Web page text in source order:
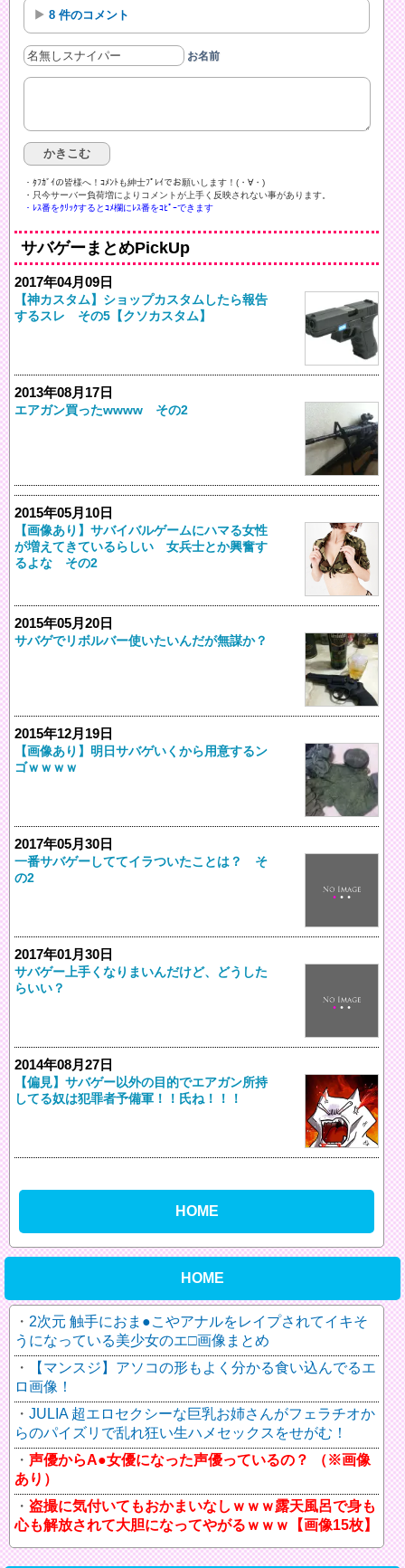
8 件のコメント
お名前
・ﾀﾌｶﾞｲの皆様へ！ｺﾒﾝﾄも紳士ﾌﾟﾚｲでお願いします！(・∀・)ゞ
・只今サーバー負荷増によりコメントが上手く反映されない事があります。
・ﾚｽ番をｸﾘｯｸするとｺﾒ欄にﾚｽ番をｺﾋﾟｰできます
サバゲーまとめPickUp
2017年04月09日
【神カスタム】ショップカスタムしたら報告
するスレ その5【クソカスタム】
2013年08月17日
エアガン買ったwwww その2
2015年05月10日
【画像あり】サバイバルゲームにハマる女性
が増えてきているらしい 女兵士とか興奮す
るよな その2
2015年05月20日
サバゲでリボルバー使いたいんだが無謀か？
2015年12月19日
【画像あり】明日サバゲいくから用意するン
ゴｗｗｗｗ
2017年05月30日
一番サバゲーしててイラついたことは？ そ
の2
2017年01月30日
サバゲー上手くなりまいんだけど、どうした
らいい？
2014年08月27日
【偏見】サバゲー以外の目的でエアガン所持
してる奴は犯罪者予備軍！！氏ね！！！
HOME
HOME
2次元 触手におま●こやアナルをレイプされてイキそ
うになっている美少女のエ□画像まとめ
【マンスジ】アソコの形もよく分かる食い込んでるエ
ロ画像！
JULIA 超エロセクシーな巨乳お姉さんがフェラチオか
らのパイズリで乱れ狂い生ハメセックスをせがむ！
声優からA●女優になった声優っているの？ （※画像
あり）
盗撮に気付いてもおかまいなしｗｗｗ露天風呂で身も
心も解放されて大胆になってやがるｗｗｗ【画像15枚】